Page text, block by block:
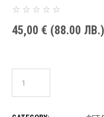
45,00 € (88.00 ЛВ.)